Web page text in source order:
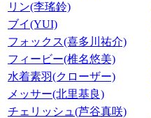
リン(李瑤鈴)
ブイ(YUI)
フォックス(喜多川祐介)
フィービー(椎名悠美)
水着素羽(クローザー)
メッサー(北里基良)
チェリッシュ(芦谷真咲)